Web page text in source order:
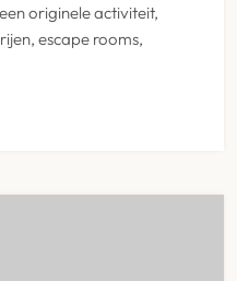
originele activiteit,
escape rooms,